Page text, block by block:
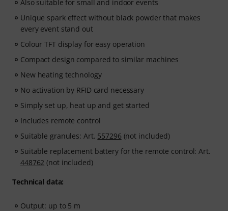
Also suitable for small and indoor events
Unique spark effect without black powder that makes
every event stand out
Colour TFT display for easy operation
Compact design compared to similar machines
New heating technology
No activation by RFID card necessary
Simply set up, heat up and get started
Includes remote control
Suitable granules: Art. 557296 (not included)
Suitable replacement battery for the remote control: Art.
448762 (not included)
Technical data:
Output: up to 5 m